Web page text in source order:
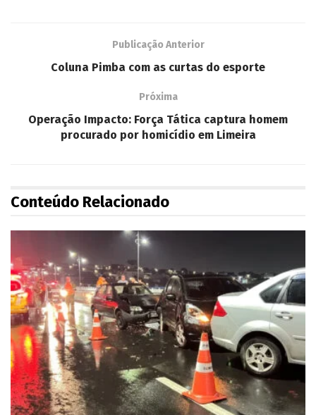
Publicação Anterior
Coluna Pimba com as curtas do esporte
Próxima
Operação Impacto: Força Tática captura homem
procurado por homicídio em Limeira
Conteúdo Relacionado